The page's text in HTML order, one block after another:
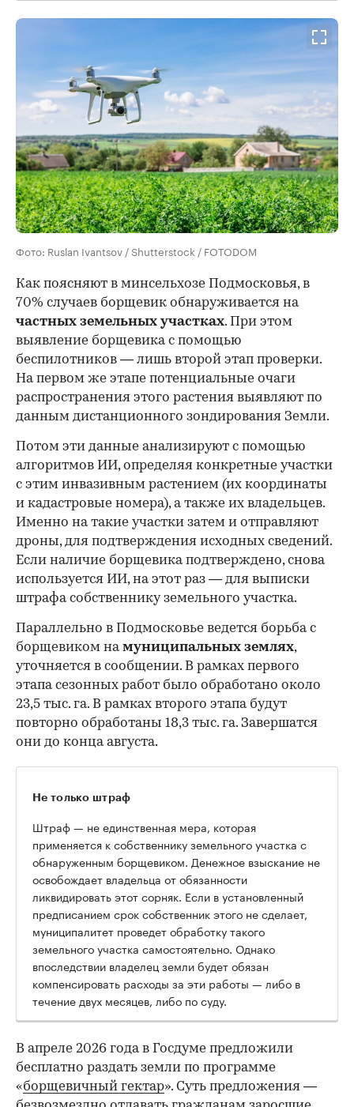
Фото: Ruslan Ivantsov / Shutterstock / FOTODOM
Как поясняют в минсельхозе Подмосковья, в
70% случаев борщевик обнаруживается на
частных земельных участках. При этом
выявление борщевика с помощью
беспилотников — лишь второй этап проверки.
На первом же этапе потенциальные очаги
распространения этого растения выявляют по
данным дистанционного зондирования Земли.
Потом эти данные анализируют с помощью
алгоритмов ИИ, определяя конкретные участки
с этим инвазивным растением (их координаты
и кадастровые номера), а также их владельцев.
Именно на такие участки затем и отправляют
дроны, для подтверждения исходных сведений.
Если наличие борщевика подтверждено, снова
используется ИИ, на этот раз — для выписки
штрафа собственнику земельного участка.
Параллельно в Подмосковье ведется борьба с
борщевиком намуниципальных землях,
уточняется в сообщении. В рамках первого
этапа сезонных работ было обработано около
23,5 тыс. га. В рамках второго этапа будут
повторно обработаны 18,3 тыс. га. Завершатся
они до конца августа.
Не только штраф
Штраф — не единственная мера, которая
применяется к собственнику земельного участка с
обнаруженным борщевиком. Денежное взыскание не
освобождает владельца от обязанности
ликвидировать этот сорняк. Если в установленный
предписанием срок собственник этого не сделает,
муниципалитет проведет обработку такого
земельного участка самостоятельно. Однако
впоследствии владелец земли будет обязан
компенсировать расходы за эти работы — либо в
течение двух месяцев, либо по суду.
В апреле 2026 года в Госдуме предложили
бесплатно раздать земли по программе
«борщевичный гектар». Суть предложения —